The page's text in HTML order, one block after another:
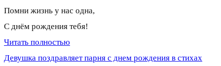
Помни жизнь у нас одна,
С днём рождения тебя!
Читать полностью
Девушка поздравляет парня с днем рождения в стихах